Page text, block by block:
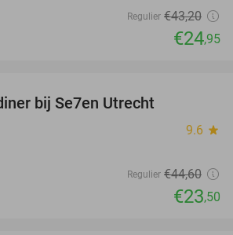
Regulier €43,20
€24,95
bij Se7en Utrecht
9.6 star
Regulier €44,60
€23,50